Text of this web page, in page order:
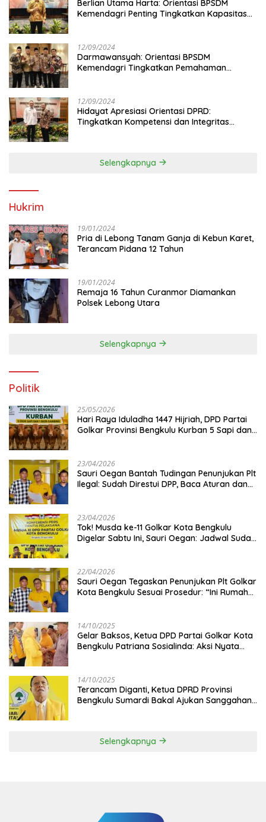
Berlian Utama Harta: Orientasi BPSDM
Kemendagri Penting Tingkatkan Kapasitas
12/09/2024
Darmawansyah: Orientasi BPSDM
Kemendagri Tingkatkan Pemahaman
12/09/2024
Hidayat Apresiasi Orientasi DPRD:
Tingkatkan Kompetensi dan Integritas
Selengkapnya
Hukrim
19/01/2024
Pria di Lebong Tanam Ganja di Kebun Karet,
Terancam Pidana 12 Tahun
19/01/2024
Remaja 16 Tahun Curanmor Diamankan
Polsek Lebong Utara
Selengkapnya
Politik
25/05/2026
Hari Raya Iduladha 1447 Hijriah, DPD Partai
Golkar Provinsi Bengkulu Kurban 5 Sapi dan 1
23/04/2026
Sauri Oegan Bantah Tudingan Penunjukan Plt
Ilegal: Sudah Direstui DPP, Baca Aturan dan
23/04/2026
‎Tok! Musda ke-11 Golkar Kota Bengkulu
Digelar Sabtu Ini, Sauri Oegan: Jadwal Sudah
22/04/2026
Sauri Oegan Tegaskan Penunjukan Plt Golkar
Kota Bengkulu Sesuai Prosedur: “Ini Rumah
14/10/2025
‎Gelar Baksos, Ketua DPD Partai Golkar Kota
Bengkulu Patriana Sosialinda: Aksi Nyata
14/10/2025
Terancam Diganti, Ketua DPRD Provinsi
Bengkulu Sumardi Bakal Ajukan Sanggahan
Selengkapnya